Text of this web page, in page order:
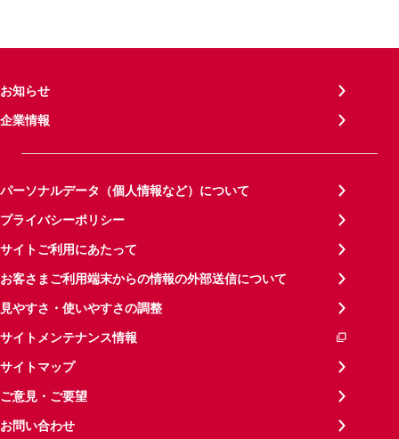
お知らせ
企業情報
パーソナルデータ（個人情報など）について
プライバシーポリシー
サイトご利用にあたって
お客さまご利用端末からの情報の外部送信について
見やすさ・使いやすさの調整
サイトメンテナンス情報
サイトマップ
ご意見・ご要望
お問い合わせ